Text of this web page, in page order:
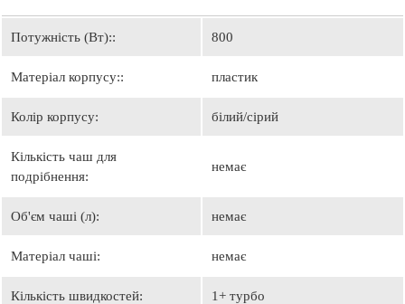
Потужність (Вт):: 800
Матеріал корпусу:: пластик
Колір корпусу: білий/сірий
Кількість чаш для
подрібнення:
немає
Об'єм чаші (л): немає
Матеріал чаші: немає
Кількість швидкостей: 1+ турбо